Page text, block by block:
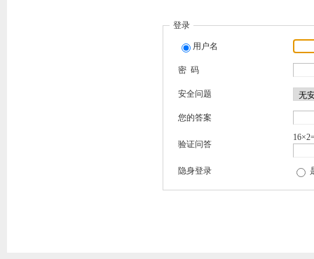
登录
用户名
密 码
安全问题
您的答案
验证问答
隐身登录